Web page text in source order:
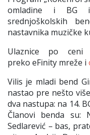
omladine i BG
srednjoškolskih
nastavnika muzičke
Ulaznice po
preko eFinity mreže i
Vilis je mladi bend
nastao pre nešto
dva nastupa: na 14.
Članovi benda su:
Sedlarević – bas,